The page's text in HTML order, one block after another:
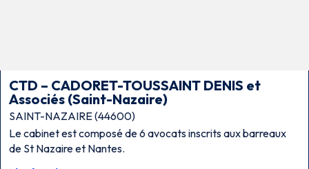
CTD – CADORET-TOUSSAINT DENIS et
Associés (Saint-Nazaire)
SAINT-NAZAIRE (44600)
Le cabinet est composé de 6 avocats inscrits aux barreaux
de St Nazaire et Nantes.